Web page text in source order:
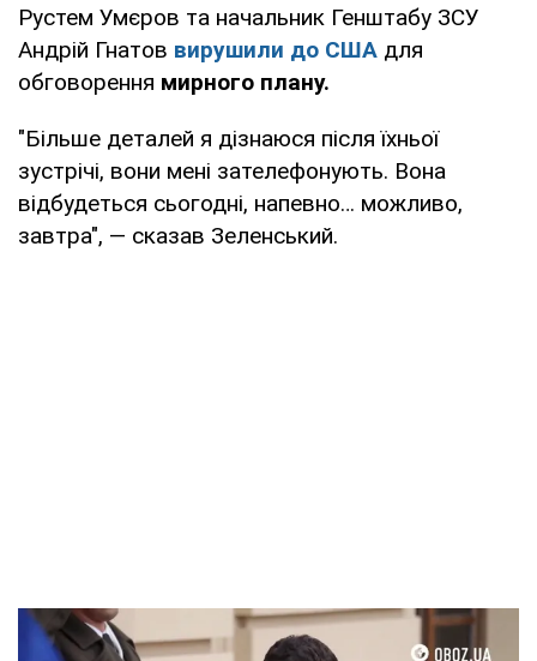
Рустем Умєров та начальник Генштабу ЗСУ
Андрій Гнатов вирушили до США для
обговорення мирного плану.
"Більше деталей я дізнаюся після їхньої
зустрічі, вони мені зателефонують. Вона
відбудеться сьогодні, напевно… можливо,
завтра", — сказав Зеленський.